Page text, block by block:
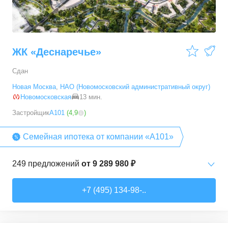
54,28–88,2м² 19 предложений
ЖК «Деснаречье»
Сдан
Новая Москва, НАО (Новомосковский административный округ)
Новомосковская
13 мин.
ЗастройщикА101 (4,9 )
Семейная ипотека от компании «А101»
249 предложений от 9 289 980 ₽
+7 (495) 134-98-..